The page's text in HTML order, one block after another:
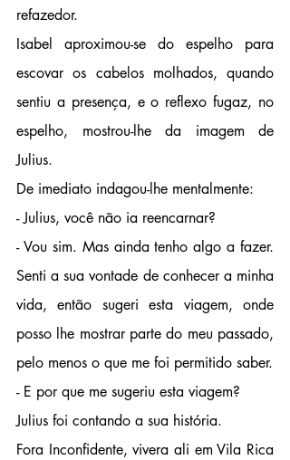
refazedor.
Isabel aproximou-se do espelho para
escovar os cabelos molhados, quando
sentiu a presença, e o reflexo fugaz, no
espelho, mostrou-lhe da imagem de
Julius.
De imediato indagou-lhe mentalmente:
- Julius, você não ia reencarnar?
- Vou sim. Mas ainda tenho algo a fazer.
Senti a sua vontade de conhecer a minha
vida, então sugeri esta viagem, onde
posso lhe mostrar parte do meu passado,
pelo menos o que me foi permitido saber.
- E por que me sugeriu esta viagem?
Julius foi contando a sua história.
Fora Inconfidente, vivera ali em Vila Rica